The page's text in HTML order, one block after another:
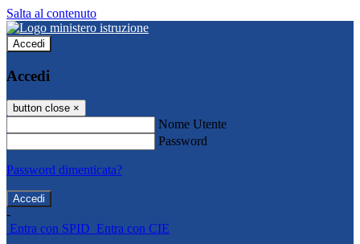
Salta al contenuto
Accedi
Accedi
button close ×
Nome Utente
Password
Password dimenticata?
-
Entra con SPID Entra con CIE